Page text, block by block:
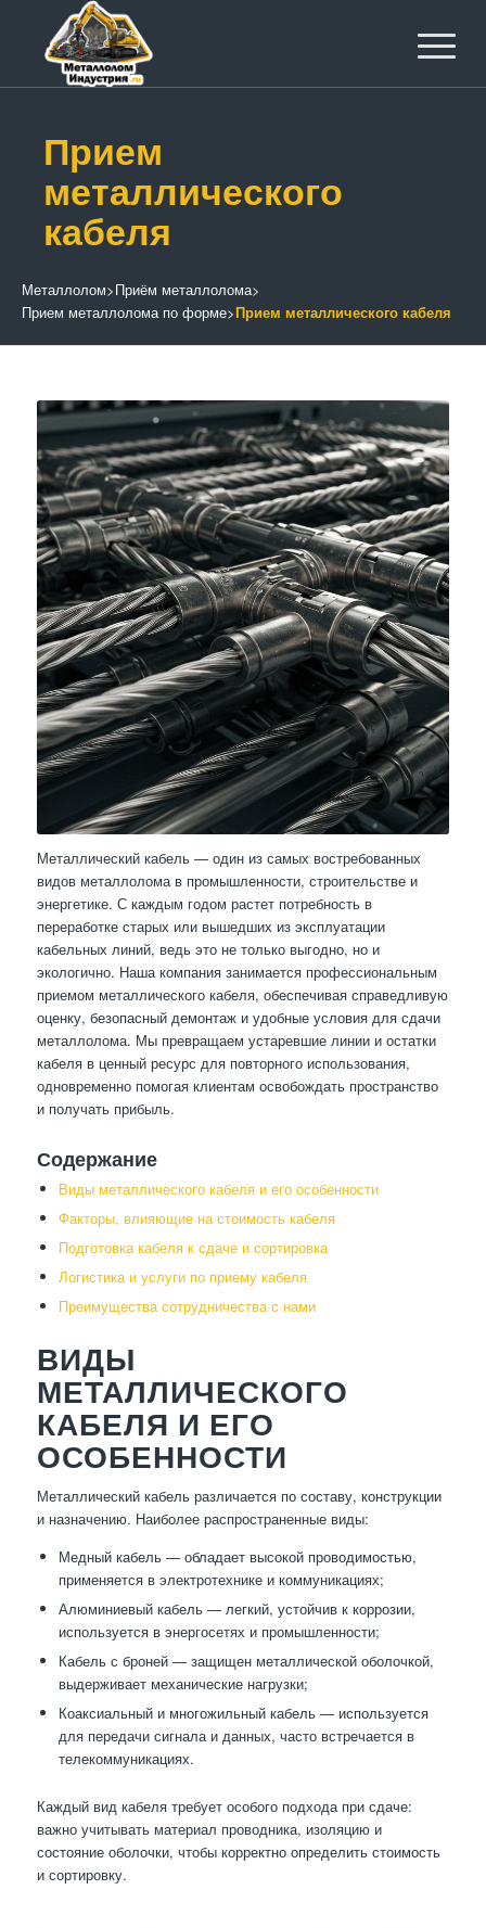
Прием
металлического
кабеля
Металлолом>Приём металлолома>
Прием металлолома по форме>Прием металлического кабеля
Металлический кабель — один из самых востребованных
видов металлолома в промышленности, строительстве и
энергетике. С каждым годом растет потребность в
переработке старых или вышедших из эксплуатации
кабельных линий, ведь это не только выгодно, но и
экологично. Наша компания занимается профессиональным
приемом металлического кабеля, обеспечивая справедливую
оценку, безопасный демонтаж и удобные условия для сдачи
металлолома. Мы превращаем устаревшие линии и остатки
кабеля в ценный ресурс для повторного использования,
одновременно помогая клиентам освобождать пространство
и получать прибыль.
Содержание
Виды металлического кабеля и его особенности
Факторы, влияющие на стоимость кабеля
Подготовка кабеля к сдаче и сортировка
Логистика и услуги по приему кабеля
Преимущества сотрудничества с нами
ВИДЫ
МЕТАЛЛИЧЕСКОГО
КАБЕЛЯ И ЕГО
ОСОБЕННОСТИ
Металлический кабель различается по составу, конструкции
и назначению. Наиболее распространенные виды:
Медный кабель — обладает высокой проводимостью,
применяется в электротехнике и коммуникациях;
Алюминиевый кабель — легкий, устойчив к коррозии,
используется в энергосетях и промышленности;
Кабель с броней — защищен металлической оболочкой,
выдерживает механические нагрузки;
Коаксиальный и многожильный кабель — используется
для передачи сигнала и данных, часто встречается в
телекоммуникациях.
Каждый вид кабеля требует особого подхода при сдаче:
важно учитывать материал проводника, изоляцию и
состояние оболочки, чтобы корректно определить стоимость
и сортировку.